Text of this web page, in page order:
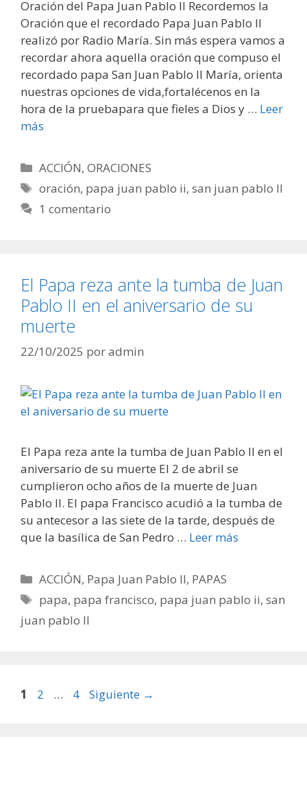
Oración del Papa Juan Pablo II Recordemos la
Oración que el recordado Papa Juan Pablo II
realizó por Radio María. Sin más espera vamos a
recordar ahora aquella oración que compuso el
recordado papa San Juan Pablo II María, orienta
nuestras opciones de vida,fortalécenos en la
hora de la pruebapara que fieles a Dios y … Leer
más
Categorías
ACCIÓN,ORACIONES
Etiquetas
oración, papa juan pablo ii,san juan pablo II
1 comentario
El Papa reza ante la tumba de Juan
Pablo II en el aniversario de su
muerte
22/10/2025 poradmin
El Papa reza ante la tumba de Juan Pablo II en el
aniversario de su muerte El 2 de abril se
cumplieron ocho años de la muerte de Juan
Pablo II. El papa Francisco acudió a la tumba de
su antecesor a las siete de la tarde, después de
que la basílica de San Pedro … Leer más
Categorías
ACCIÓN, Papa Juan Pablo II, PAPAS
Etiquetas
papa, papa francisco, papa juan pablo ii,san
juan pablo II
Página
1 Página
2 … Página
4 Siguiente →